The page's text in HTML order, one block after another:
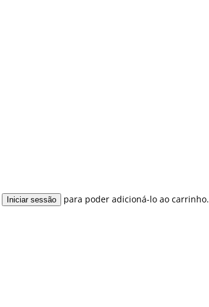
Iniciar sessão para poder adicioná-lo ao carrinho.